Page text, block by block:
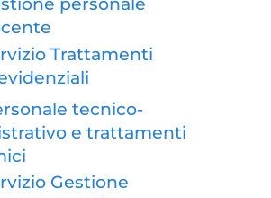
personale
Trattamenti
tecnico-
e trattamenti
Gestione